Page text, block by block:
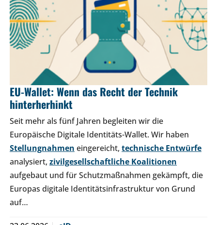
EU-Wallet: Wenn das Recht der Technik
hinterherhinkt
Seit mehr als fünf Jahren begleiten wir die
Europäische Digitale Identitäts-Wallet. Wir haben
Stellungnahmen eingereicht, technische Entwürfe
analysiert, zivilgesellschaftliche Koalitionen
aufgebaut und für Schutzmaßnahmen gekämpft, die
Europas digitale Identitätsinfrastruktur von Grund
auf…